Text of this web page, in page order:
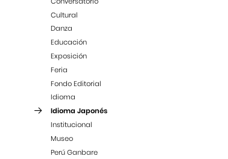
Cultural
Danza
Educación
Exposición
Feria
Fondo Editorial
Idioma
Idioma Japonés
Institucional
Museo
Perú Ganbare